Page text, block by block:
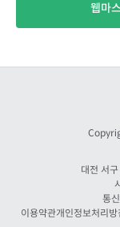
웹마
대전 서
통
이용약관개인정보처리방